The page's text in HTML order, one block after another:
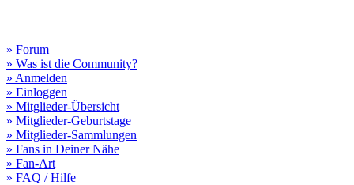
» Forum
» Was ist die Community?
» Anmelden
» Einloggen
» Mitglieder-Übersicht
» Mitglieder-Geburtstage
» Mitglieder-Sammlungen
» Fans in Deiner Nähe
» Fan-Art
» FAQ / Hilfe